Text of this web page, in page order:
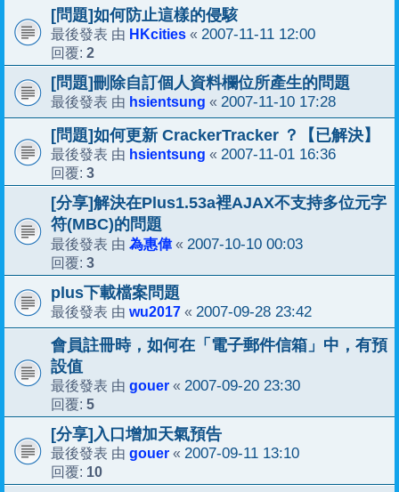
[問題]如何防止這樣的侵駭
最後發表 由 HKcities « 2007-11-11 12:00
回覆: 2
[問題]刪除自訂個人資料欄位所產生的問題
最後發表 由 hsientsung « 2007-11-10 17:28
[問題]如何更新 CrackerTracker ？【已解決】
最後發表 由 hsientsung « 2007-11-01 16:36
回覆: 3
[分享]解決在Plus1.53a裡AJAX不支持多位元字
符(MBC)的問題
最後發表 由 為惠偉« 2007-10-10 00:03
回覆: 3
plus下載檔案問題
最後發表 由 wu2017 « 2007-09-28 23:42
會員註冊時，如何在「電子郵件信箱」中，有預
設值
最後發表 由 gouer « 2007-09-20 23:30
回覆: 5
[分享]入口增加天氣預告
最後發表 由 gouer « 2007-09-11 13:10
回覆: 10